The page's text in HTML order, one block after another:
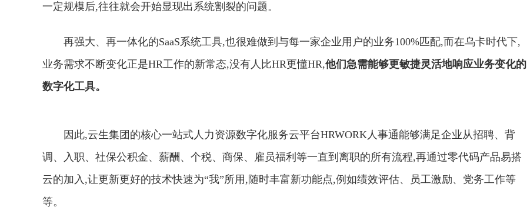
一定规模后,往往就会开始显现出系统割裂的问题。
再强大、再一体化的SaaS系统工具,也很难做到与每一家企业用户的业务100%匹配,而在乌卡时代下,
业务需求不断变化正是HR工作的新常态,没有人比HR更懂HR,他们急需能够更敏捷灵活地响应业务变化的
数字化工具。
因此,云生集团的核心一站式人力资源数字化服务云平台HRWORK人事通能够满足企业从招聘、背
调、入职、社保公积金、薪酬、个税、商保、雇员福利等一直到离职的所有流程,再通过零代码产品易搭
云的加入,让更新更好的技术快速为“我”所用,随时丰富新功能点,例如绩效评估、员工激励、党务工作等
等。